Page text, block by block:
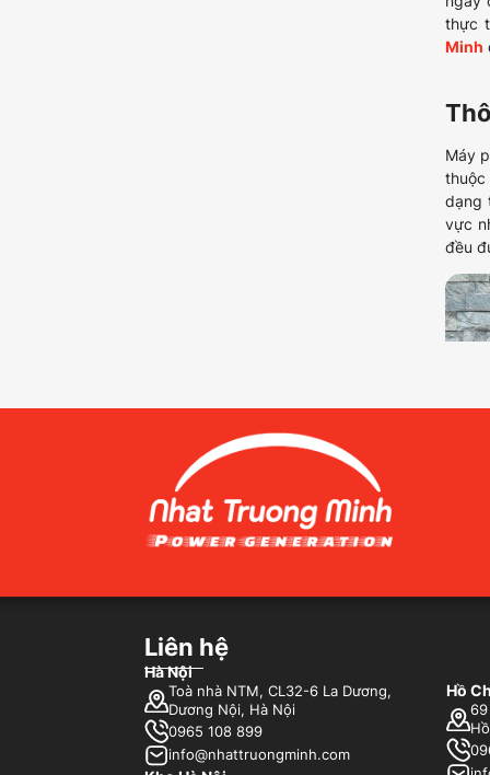
thực
Minh
Máy
vực
đều
Liên hệ
Hà Nội
Toà nhà NTM, CL32-6 La Dương,
Dương Nội, Hà Nội
0965 108 899
info@nhattruongminh.com
Hồ
69